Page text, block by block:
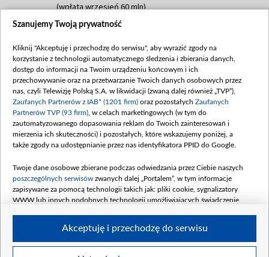
(wpłata wrzesień 60 mln)
Dofinansowanie 635 783 051,21 PLN
(wpłata wrzesień 100 mln, październik 350
mln, listopad 265 mln)
Dofinansowanie 48 862 000,00 PLN
Data podpisania umowy: GRUDZIEŃ 2025
(wpłata grudzień 60,548 mln)
Dofinansowanie 900 000 000,00 PLN
Data podpisania umowy: LUTY 2026 (wpłata
kwiecień 180 mln, 7 maja 180 mln, 8
czerwca 90 mln)
Dofinansowanie 250 000 000,00 PLN
4 sierpnia 250 mln
Szanujemy Twoją prywatność
Kliknij "Akceptuję i przechodzę do serwisu", aby wyrazić zgody na
korzystanie z technologii automatycznego śledzenia i zbierania danych,
dostęp do informacji na Twoim urządzeniu końcowym i ich
przechowywanie oraz na przetwarzanie Twoich danych osobowych przez
nas, czyli Telewizję Polską S.A. w likwidacji (zwaną dalej również „TVP”),
Zaufanych Partnerów z IAB* (1201 firm) oraz pozostałych Zaufanych
Partnerów TVP (93 firm) , w celach marketingowych (w tym do
zautomatyzowanego dopasowania reklam do Twoich zainteresowań i
mierzenia ich skuteczności) i pozostałych, które wskazujemy poniżej, a
także zgody na udostępnianie przez nas identyfikatora PPID do Google.
Twoje dane osobowe zbierane podczas odwiedzania przez Ciebie naszych
poszczególnych serwisów zwanych dalej „Portalem”, w tym informacje
zapisywane za pomocą technologii takich jak: pliki cookie, sygnalizatory
WWW lub innych podobnych technologii umożliwiających świadczenie
Twoje dane osobowe zbierane podczas odwiedzania przez Ciebie
Akceptuję i przechodzę do serwisu